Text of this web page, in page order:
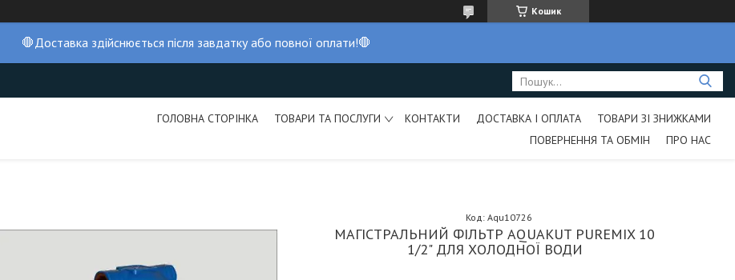
Кошик
🛑Доставка здійснюється після завдатку або повної оплати!🛑
ГОЛОВНА СТОРІНКА ТОВАРИ ТА ПОСЛУГИ КОНТАКТИ ДОСТАВКА І ОПЛАТА
ТОВАРИ ЗІ ЗНИЖКАМИ
ПОВЕРНЕННЯ ТА ОБМІН
ПРО НАС
МАГІСТРАЛЬНИЙ ФІЛЬТР AQUAKUT PUREMIX 10
1/2" ДЛЯ ХОЛОДНОЇ ВОДИ
Код: Aqu10726